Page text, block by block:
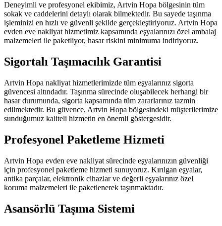
Deneyimli ve profesyonel ekibimiz, Artvin Hopa bölgesinin tüm
sokak ve caddelerini detaylı olarak bilmektedir. Bu sayede taşınma
işleminizi en hızlı ve güvenli şekilde gerçekleştiriyoruz. Artvin Hopa
evden eve nakliyat hizmetimiz kapsamında eşyalarınızı özel ambalaj
malzemeleri ile paketliyor, hasar riskini minimuma indiriyoruz.
Sigortalı Taşımacılık Garantisi
Artvin Hopa nakliyat hizmetlerimizde tüm eşyalarınız sigorta
güvencesi altındadır. Taşınma sürecinde oluşabilecek herhangi bir
hasar durumunda, sigorta kapsamında tüm zararlarınız tazmin
edilmektedir. Bu güvence, Artvin Hopa bölgesindeki müşterilerimize
sunduğumuz kaliteli hizmetin en önemli göstergesidir.
Profesyonel Paketleme Hizmeti
Artvin Hopa evden eve nakliyat sürecinde eşyalarınızın güvenliği
için profesyonel paketleme hizmeti sunuyoruz. Kırılgan eşyalar,
antika parçalar, elektronik cihazlar ve değerli eşyalarınız özel
koruma malzemeleri ile paketlenerek taşınmaktadır.
Asansörlü Taşıma Sistemi